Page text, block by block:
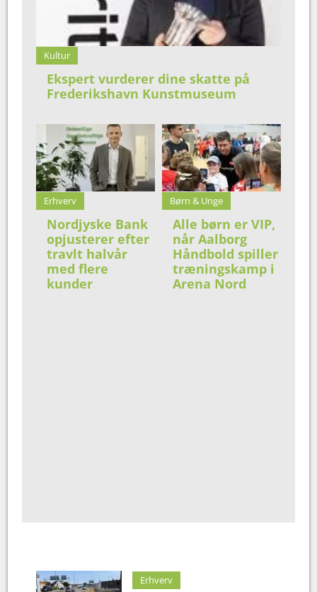
Kultur
Ekspert vurderer dine skatte på
Frederikshavn Kunstmuseum
Erhverv
Nordjyske Bank
opjusterer efter
travlt halvår
med flere
kunder
Børn & Unge
Alle børn er VIP,
når Aalborg
Håndbold spiller
træningskamp i
Arena Nord
Erhverv